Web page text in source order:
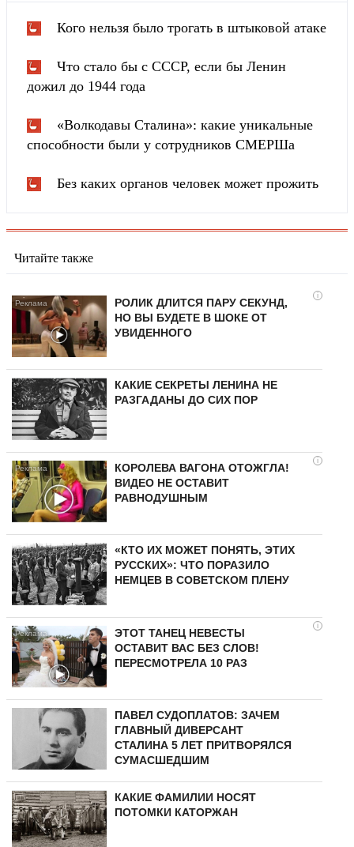
Кого нельзя было трогать в штыковой атаке
Что стало бы с СССР, если бы Ленин
дожил до 1944 года
«Волкодавы Сталина»: какие уникальные
способности были у сотрудников СМЕРШа
Без каких органов человек может прожить
Читайте также
i
РОЛИК ДЛИТСЯ ПАРУ СЕКУНД,
НО ВЫ БУДЕТЕ В ШОКЕ ОТ
УВИДЕННОГО
КАКИЕ СЕКРЕТЫ ЛЕНИНА НЕ
РАЗГАДАНЫ ДО СИХ ПОР
i
КОРОЛЕВА ВАГОНА ОТОЖГЛА!
ВИДЕО НЕ ОСТАВИТ
РАВНОДУШНЫМ
«КТО ИХ МОЖЕТ ПОНЯТЬ, ЭТИХ
РУССКИХ»: ЧТО ПОРАЗИЛО
НЕМЦЕВ В СОВЕТСКОМ ПЛЕНУ
i
ЭТОТ ТАНЕЦ НЕВЕСТЫ
ОСТАВИТ ВАС БЕЗ СЛОВ!
ПЕРЕСМОТРЕЛА 10 РАЗ
ПАВЕЛ СУДОПЛАТОВ: ЗАЧЕМ
ГЛАВНЫЙ ДИВЕРСАНТ
СТАЛИНА 5 ЛЕТ ПРИТВОРЯЛСЯ
СУМАСШЕДШИМ
КАКИЕ ФАМИЛИИ НОСЯТ
ПОТОМКИ КАТОРЖАН